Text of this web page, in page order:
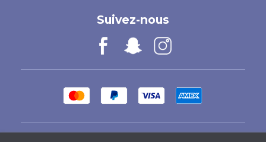
Suivez-nous
Facebook
Vimeo